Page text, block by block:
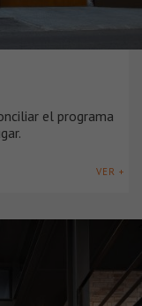
el programa
VER +